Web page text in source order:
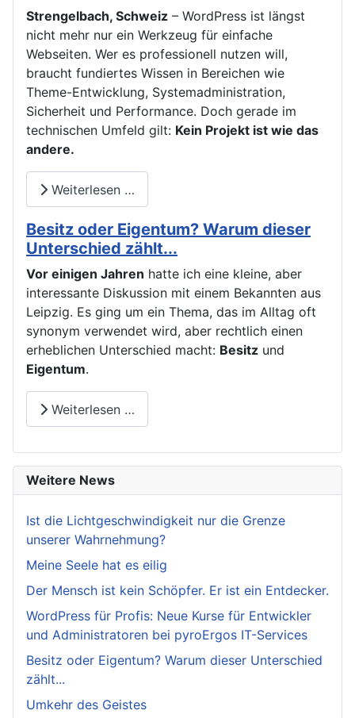
Strengelbach, Schweiz – WordPress ist längst
nicht mehr nur ein Werkzeug für einfache
Webseiten. Wer es professionell nutzen will,
braucht fundiertes Wissen in Bereichen wie
Theme-Entwicklung, Systemadministration,
Sicherheit und Performance. Doch gerade im
technischen Umfeld gilt: Kein Projekt ist wie das
andere.
Weiterlesen …
Besitz oder Eigentum? Warum dieser
Unterschied zählt...
Vor einigen Jahren hatte ich eine kleine, aber
interessante Diskussion mit einem Bekannten aus
Leipzig. Es ging um ein Thema, das im Alltag oft
synonym verwendet wird, aber rechtlich einen
erheblichen Unterschied macht: Besitz und
Eigentum.
Weiterlesen …
Weitere News
Ist die Lichtgeschwindigkeit nur die Grenze
unserer Wahrnehmung?
Meine Seele hat es eilig
Der Mensch ist kein Schöpfer. Er ist ein Entdecker.
WordPress für Profis: Neue Kurse für Entwickler
und Administratoren bei pyroErgos IT-Services
Besitz oder Eigentum? Warum dieser Unterschied
zählt...
Umkehr des Geistes